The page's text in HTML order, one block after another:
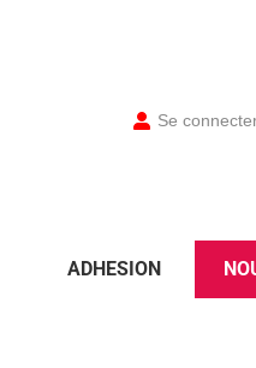
Se
ADHESION